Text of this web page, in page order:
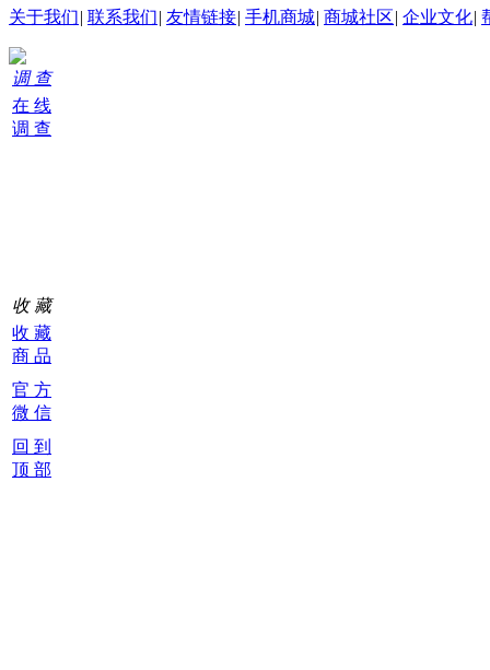
关于我们| 联系我们| 友情链接| 手机商城| 商城社区| 企业文化|
调 查
在 线
调 查
收 藏
收 藏
商 品
官 方
微 信
回 到
顶 部